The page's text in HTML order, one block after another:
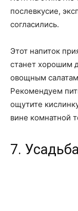
послевкусие,
согласились.
Этот напиток
станет хорошим
овощным
Рекомендуем
ощутите
вине комнатной
7.